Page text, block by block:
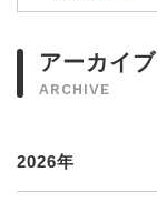
アーカイブ
ARCHIVE
2026年